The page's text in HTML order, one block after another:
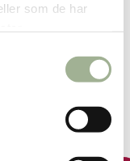
som de har
Kan hämtas om en timme